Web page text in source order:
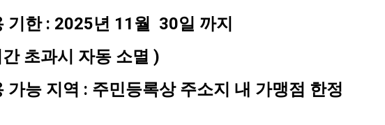
한 : 2025년 11월 30일 까지
초과시 자동 소멸 )
능 지역 : 주민등록상 주소지 내 가맹점 한정